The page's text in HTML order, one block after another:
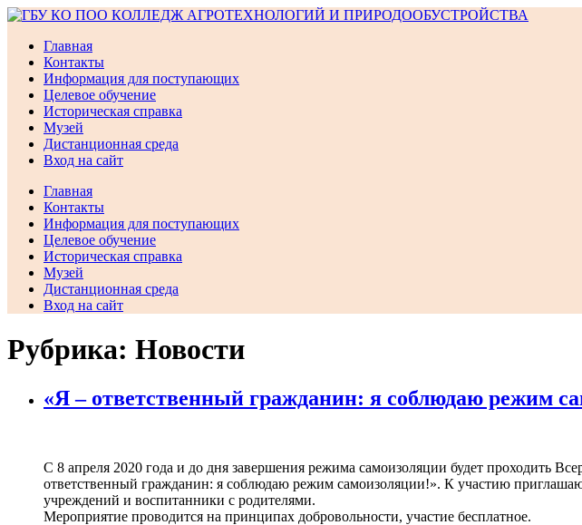
Перейти
содержимому
Главная
Контакты
Информация для поступающих
Целевое обучение
Историческая справка
Музей
Дистанционная среда
Вход на сайт
Главная
Контакты
Информация для поступающих
Целевое обучение
Историческая справка
Музей
Дистанционная среда
Вход на сайт
Рубрика: Новости
«Я – ответственный гражданин: я соблюдаю режим
С 8 апреля 2020 года и до дня завершения режима самоизоляции будет проходить
ответственный гражданин: я соблюдаю режим самоизоляции!». К участию
учреждений и воспитанники с родителями.
Мероприятие проводится на принципах добровольности, участие бесплатное.